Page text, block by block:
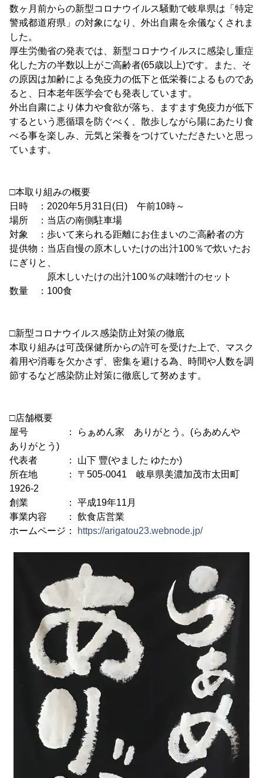
数ヶ月前からの新型コロナウイルス騒動で岐阜県は「特定
警戒都道府県」の対象になり、外出自粛を余儀なくされま
した。
厚生労働省の発表では、新型コロナウイルスに感染し重症
化した方の半数以上がご高齢者(65歳以上)です。また、そ
の原因は加齢による免疫力の低下と低栄養によるものであ
ると、日本老年医学会でも発表しています。
外出自粛により体力や食欲が落ち、ますます免疫力が低下
するという悪循環を防ぐべく、散歩しながら陽にあたり食
べる事を楽しみ、元気と栄養をつけていただきたいと思っ
ています。
□本取り組みの概要
日時 ：2020年5月31日(日) 午前10時～
場所 ：当店の南側駐車場
対象 ：歩いて来られる距離にお住まいのご高齢者の方
提供物：当店自慢の原木しいたけの出汁100％で炊いたお
にぎりと、
原木しいたけの出汁100％の味噌汁のセット
数量 ：100食
□新型コロナウイルス感染防止対策の徹底
本取り組みは可茂保健所からの許可を受けた上で、マスク
着用や消毒を欠かさず、密集を避ける為、時間や人数を調
節するなど感染防止対策に徹底して努めます。
□店舗概要
屋号 ： らぁめん家 ありがとう。(らあめんや
ありがとう)
代表者 ： 山下 豐(やました ゆたか)
所在地 ： 〒505-0041 岐阜県美濃加茂市太田町
1926-2
創業 ： 平成19年11月
事業内容 ： 飲食店営業
ホームページ：
https://arigatou23.webnode.jp/